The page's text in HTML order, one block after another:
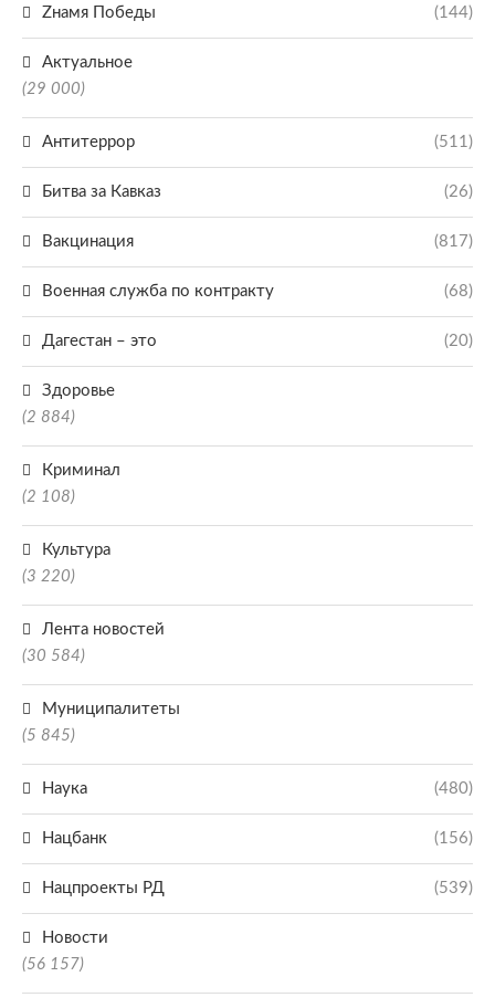
Zнамя Победы (144)
Актуальное
(29 000)
Антитеррор (511)
Битва за Кавказ (26)
Вакцинация (817)
Военная служба по контракту (68)
Дагестан – это (20)
Здоровье
(2 884)
Криминал
(2 108)
Культура
(3 220)
Лента новостей
(30 584)
Муниципалитеты
(5 845)
Наука (480)
Нацбанк (156)
Нацпроекты РД (539)
Новости
(56 157)